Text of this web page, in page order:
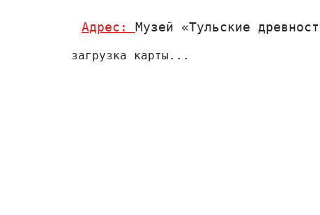
Адрес: Музей «Тульские
загрузка карты...